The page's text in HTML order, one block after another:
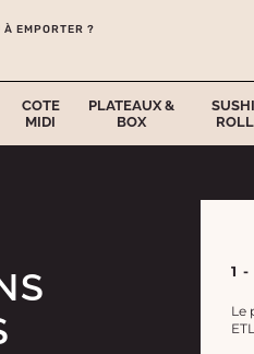
EMPORTER ?
COTE
MIDI
PLATEAUX &
BOX
1 -
Le